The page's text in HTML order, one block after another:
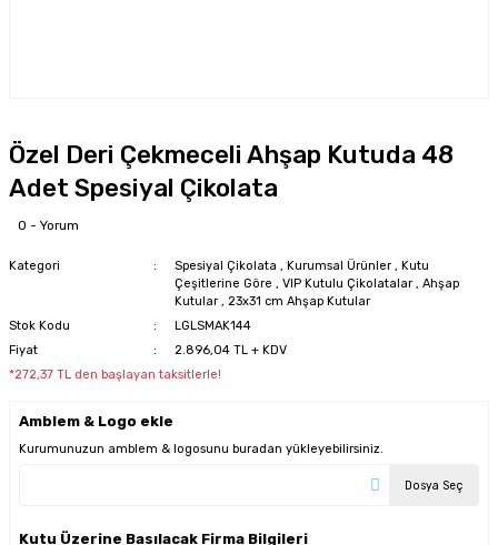
Özel Deri Çekmeceli Ahşap Kutuda 48
Adet Spesiyal Çikolata
0 - Yorum
Kategori Spesiyal Çikolata , Kurumsal Ürünler , Kutu
Çeşitlerine Göre , VIP Kutulu Çikolatalar , Ahşap
Kutular , 23x31 cm Ahşap Kutular
Stok Kodu
LGLSMAK144
Fiyat
2.896,04 TL + KDV
*272,37 TL den başlayan taksitlerle!
Amblem & Logo ekle
Kurumunuzun amblem & logosunu buradan yükleyebilirsiniz.
Dosya Seç
Kutu Üzerine Basılacak Firma Bilgileri